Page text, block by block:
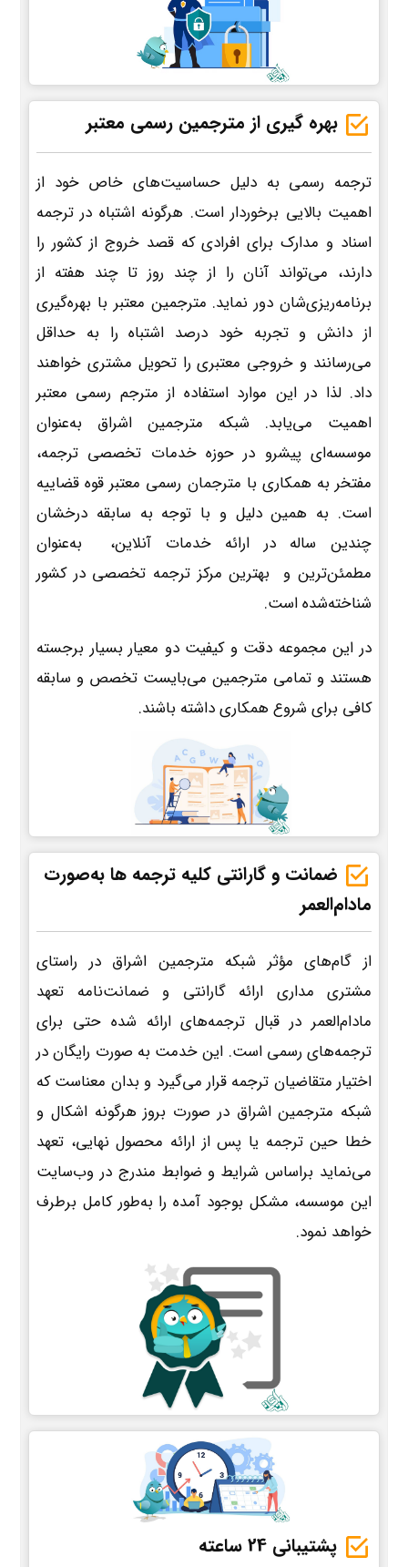
بهره گیری از مترجمین رسمی معتبر
ترجمه رسمی به دلیل حساسیت‌های خاص خود از
اهمیت بالایی برخوردار است. هرگونه اشتباه در ترجمه
اسناد و مدارک برای افرادی که قصد خروج از کشور را
دارند، می‌تواند آنان را از چند روز تا چند هفته از
برنامه‌ریزی‌شان دور نماید. مترجمین معتبر با بهره‌گیری
از دانش و تجربه خود درصد اشتباه را به حداقل
می‌رسانند و خروجی معتبری را تحویل مشتری خواهند
داد. لذا در این موارد استفاده از مترجم رسمی معتبر
اهمیت می‌یابد. شبکه مترجمین اشراق به‌عنوان
موسسه‌ای پیشرو در حوزه خدمات تخصصی ترجمه،
مفتخر به همکاری با مترجمان رسمی معتبر قوه قضاییه
است. به همین دلیل و با توجه به سابقه درخشان
چندین ساله در ارائه خدمات آنلاین، به‌عنوان
مطمئن‌ترین و بهترین مرکز ترجمه تخصصی در کشور
شناخته‌شده است.
در این مجموعه دقت و کیفیت دو معیار بسیار برجسته
هستند و تمامی مترجمین می‌بایست تخصص و سابقه
کافی برای شروع همکاری داشته باشند.
ضمانت و گارانتی کلیه ترجمه ها به‌صورت
مادام‌العمر
از گام‌های مؤثر شبکه مترجمین اشراق در راستای
مشتری مداری ارائه گارانتی و ضمانت‌نامه تعهد
مادام‌العمر در قبال ترجمه‌های ارائه شده حتی برای
ترجمه‌های رسمی است. این خدمت به صورت رایگان در
اختیار متقاضیان ترجمه قرار می‌گیرد و بدان معناست که
شبکه مترجمین اشراق در صورت بروز هرگونه اشکال و
خطا حین ترجمه یا پس از ارائه محصول نهایی، تعهد
می‌نماید براساس شرایط و ضوابط مندرج در وب‌سایت
این موسسه، مشکل بوجود آمده را به‌طور کامل برطرف
خواهد نمود.
پشتیبانی 24 ساعته